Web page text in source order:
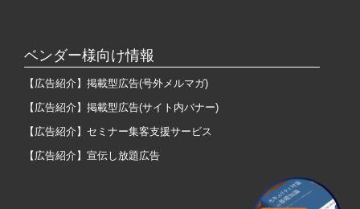
ベンダー様向け情報
【広告紹介】掲載型広告(号外メルマガ)
【広告紹介】掲載型広告(サイト内バナー)
【広告紹介】セミナー集客支援サービス
【広告紹介】宣伝し放題広告